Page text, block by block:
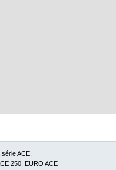
ACE,
250, EURO ACE